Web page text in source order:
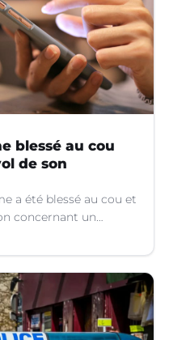
blessé au cou
de son
a été blessé au cou et
concernant un
(Hérault).